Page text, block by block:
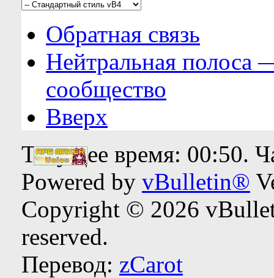
Обратная связь
Нейтральная полоса
сообщество
Вверх
Текущее время: 00:50.
Powered by vBulletin®
Copyright © 2026
reserved.
Перевод: zCarot